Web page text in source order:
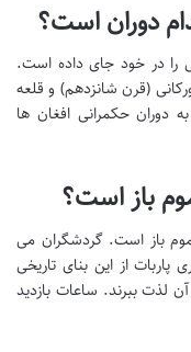
دوران است؟
را در خود جای داده است.
(قرن شانزدهم) و قلعه
دوران حکمرانی افغان ها
باز است؟
باز است. گردشگران می
پاربات از این بنای تاریخی
لذت ببرند. ساعات بازدید